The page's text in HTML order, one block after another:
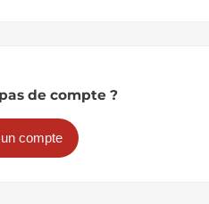
de compte ?
compte